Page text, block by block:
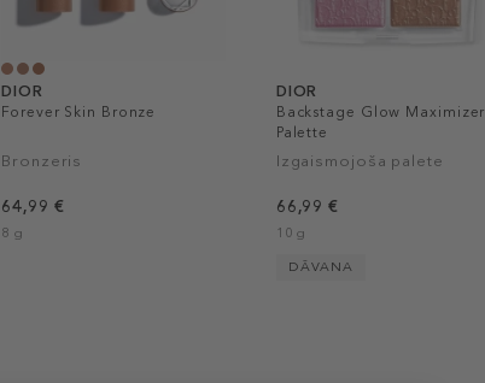
DIOR
Forever Skin Bronze
Bronzeris
64,99 €
8 g
DIOR
Backstage Glow Maximizer
Palette
Izgaismojoša palete
66,99 €
10 g
DĀVANA